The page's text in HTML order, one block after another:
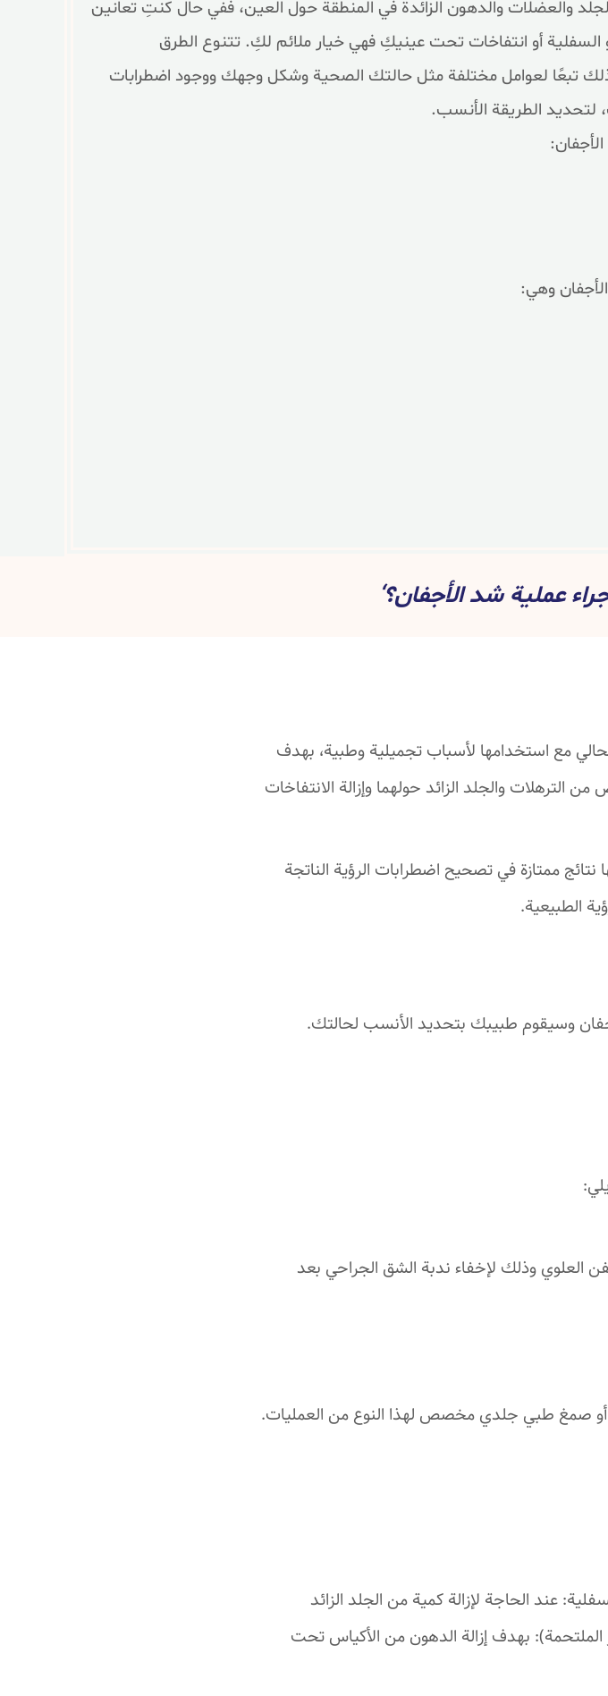
والعضلات والدهون الزائدة في المنطقة حول العين، ففي حال كنتِ تعانين
أو السفلية أو انتفاخات تحت عينيكِ فهي خيار ملائم لكِ. تتنوع الطرق
تبعًا لعوامل مختلفة مثل حالتك الصحية وشكل وجهك ووجود اضطرابات
الطريقة الأنسب.
وهي:
عملية شد الأجفان؟‘
مع استخدامها لأسباب تجميلية وطبية، بهدف
الترهلات والجلد الزائد حولهما وإزالة الانتفاخات
ممتازة في تصحيح اضطرابات الرؤية الناتجة
الطبيعية.
وسيقوم طبيبك بتحديد الأنسب لحالتك.
العلوي وذلك لإخفاء ندبة الشق الجراحي بعد
أو صمغ طبي جلدي مخصص لهذا النوع من العمليات.
عند الحاجة لإزالة كمية من الجلد الزائد
بهدف إزالة الدهون من الأكياس تحت